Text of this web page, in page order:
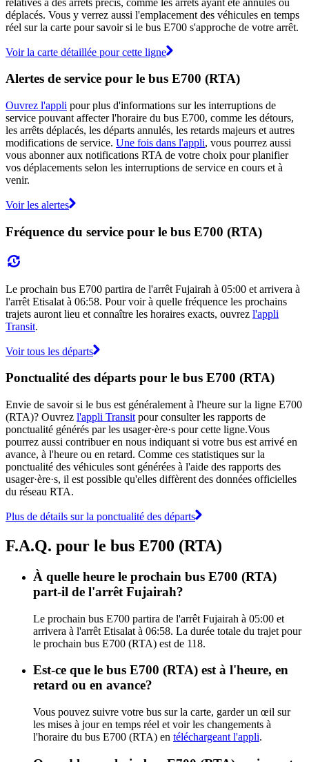
déplacés. Vous y verrez aussi l'emplacement des véhicules en temps
réel sur la carte pour savoir si le bus E700 s'approche de votre arrêt.
Voir la carte détaillée pour cette ligne
Alertes de service pour le bus E700 (RTA)
Ouvrez l'appli pour plus d'informations sur les interruptions de
service pouvant affecter l'horaire du bus E700, comme les détours,
les arrêts déplacés, les départs annulés, les retards majeurs et autres
modifications de service. Une fois dans l'appli, vous pourrez aussi
vous abonner aux notifications RTA de votre choix pour planifier
vos déplacements selon les interruptions de service en cours et à
venir.
Voir les alertes
Fréquence du service pour le bus E700 (RTA)
Le prochain bus E700 partira de l'arrêt Fujairah à 05:00 et arrivera à
l'arrêt Etisalat à 06:58. Pour voir à quelle fréquence les prochains
trajets auront lieu et connaître les horaires exacts, ouvrez l'appli
Transit.
Voir tous les départs
Ponctualité des départs pour le bus E700 (RTA)
Envie de savoir si le bus est généralement à l'heure sur la ligne E700
(RTA)? Ouvrez l'appli Transit pour consulter les rapports de
ponctualité générés par les usager·ère·s pour cette ligne.Vous
pourrez aussi contribuer en nous indiquant si votre bus est arrivé en
avance, à l'heure ou en retard. Comme ces statistiques sur la
ponctualité des véhicules sont générées à l'aide des rapports des
usager·ère·s, il est possible qu'elles diffèrent des données officielles
du réseau RTA.
Plus de détails sur la ponctualité des départs
F.A.Q. pour le bus E700 (RTA)
À quelle heure le prochain bus E700 (RTA)
part-il de l'arrêt Fujairah?
Le prochain bus E700 partira de l'arrêt Fujairah à 05:00 et
arrivera à l'arrêt Etisalat à 06:58. La durée totale du trajet pour
le prochain bus E700 (RTA) est de 118.
Est-ce que le bus E700 (RTA) est à l'heure, en
retard ou en avance?
Vous pouvez suivre votre bus sur la carte, garder un œil sur
les mises à jour en temps réel et voir les changements à
l'horaire du bus E700 (RTA) en téléchargeant l'appli.